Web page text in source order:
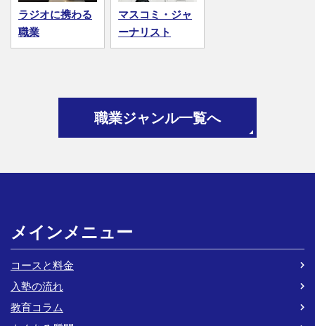
ラジオに携わる
職業
マスコミ・ジャ
ーナリスト
職業ジャンル一覧へ
メインメニュー
コースと料金
入塾の流れ
教育コラム